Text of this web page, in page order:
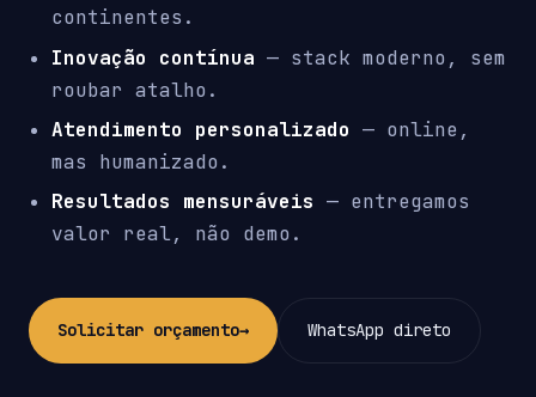
continentes.
Inovação contínua — stack moderno, sem
roubar atalho.
Atendimento personalizado — online,
mas humanizado.
Resultados mensuráveis — entregamos
valor real, não demo.
Solicitar orçamento→ WhatsApp direto